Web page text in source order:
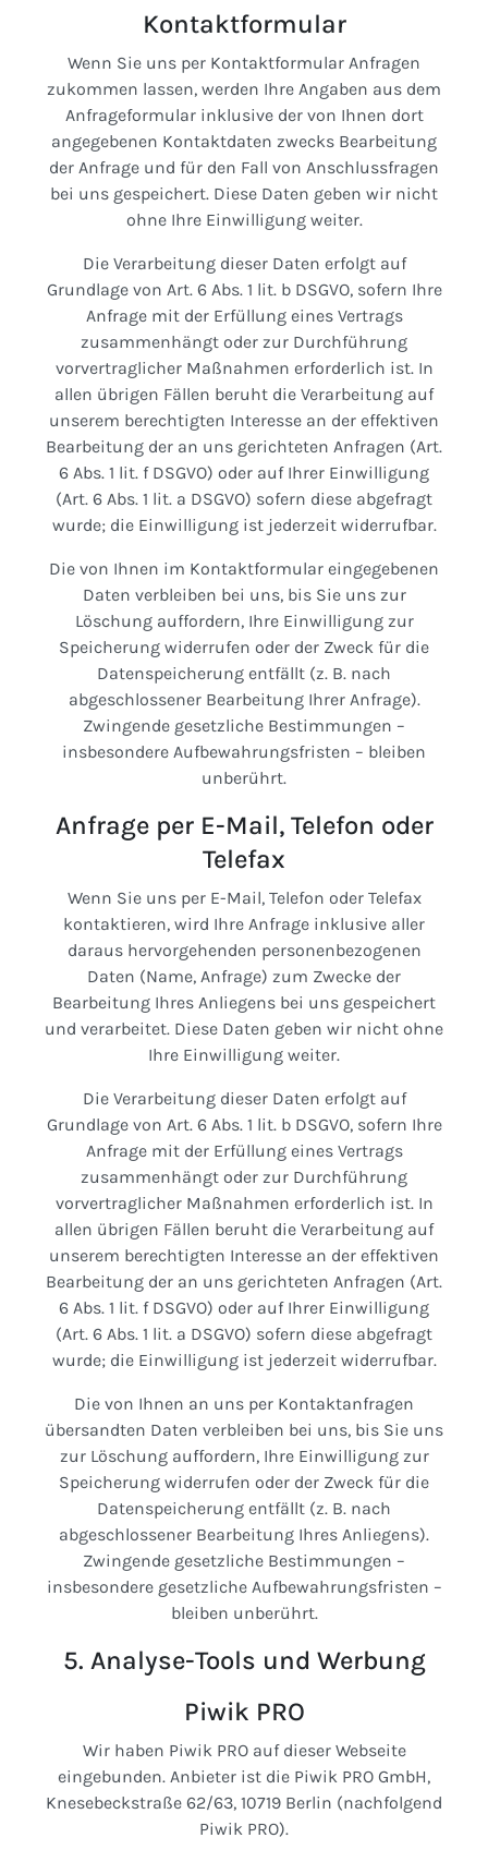
Kontaktformular
Wenn Sie uns per Kontaktformular Anfragen
zukommen lassen, werden Ihre Angaben aus dem
Anfrageformular inklusive der von Ihnen dort
angegebenen Kontaktdaten zwecks Bearbeitung
der Anfrage und für den Fall von Anschlussfragen
bei uns gespeichert. Diese Daten geben wir nicht
ohne Ihre Einwilligung weiter.
Die Verarbeitung dieser Daten erfolgt auf
Grundlage von Art. 6 Abs. 1 lit. b DSGVO, sofern Ihre
Anfrage mit der Erfüllung eines Vertrags
zusammenhängt oder zur Durchführung
vorvertraglicher Maßnahmen erforderlich ist. In
allen übrigen Fällen beruht die Verarbeitung auf
unserem berechtigten Interesse an der effektiven
Bearbeitung der an uns gerichteten Anfragen (Art.
6 Abs. 1 lit. f DSGVO) oder auf Ihrer Einwilligung
(Art. 6 Abs. 1 lit. a DSGVO) sofern diese abgefragt
wurde; die Einwilligung ist jederzeit widerrufbar.
Die von Ihnen im Kontaktformular eingegebenen
Daten verbleiben bei uns, bis Sie uns zur
Löschung auffordern, Ihre Einwilligung zur
Speicherung widerrufen oder der Zweck für die
Datenspeicherung entfällt (z. B. nach
abgeschlossener Bearbeitung Ihrer Anfrage).
Zwingende gesetzliche Bestimmungen –
insbesondere Aufbewahrungsfristen – bleiben
unberührt.
Anfrage per E-Mail, Telefon oder
Telefax
Wenn Sie uns per E-Mail, Telefon oder Telefax
kontaktieren, wird Ihre Anfrage inklusive aller
daraus hervorgehenden personenbezogenen
Daten (Name, Anfrage) zum Zwecke der
Bearbeitung Ihres Anliegens bei uns gespeichert
und verarbeitet. Diese Daten geben wir nicht ohne
Ihre Einwilligung weiter.
Die Verarbeitung dieser Daten erfolgt auf
Grundlage von Art. 6 Abs. 1 lit. b DSGVO, sofern Ihre
Anfrage mit der Erfüllung eines Vertrags
zusammenhängt oder zur Durchführung
vorvertraglicher Maßnahmen erforderlich ist. In
allen übrigen Fällen beruht die Verarbeitung auf
unserem berechtigten Interesse an der effektiven
Bearbeitung der an uns gerichteten Anfragen (Art.
6 Abs. 1 lit. f DSGVO) oder auf Ihrer Einwilligung
(Art. 6 Abs. 1 lit. a DSGVO) sofern diese abgefragt
wurde; die Einwilligung ist jederzeit widerrufbar.
Die von Ihnen an uns per Kontaktanfragen
übersandten Daten verbleiben bei uns, bis Sie uns
zur Löschung auffordern, Ihre Einwilligung zur
Speicherung widerrufen oder der Zweck für die
Datenspeicherung entfällt (z. B. nach
abgeschlossener Bearbeitung Ihres Anliegens).
Zwingende gesetzliche Bestimmungen –
insbesondere gesetzliche Aufbewahrungsfristen –
bleiben unberührt.
5. Analyse-Tools und Werbung
Piwik PRO
Wir haben Piwik PRO auf dieser Webseite
eingebunden. Anbieter ist die Piwik PRO GmbH,
Knesebeckstraße 62/63, 10719 Berlin (nachfolgend
Piwik PRO).